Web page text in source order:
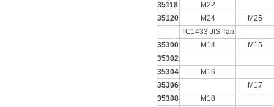
35118
M22
35120
M24
M25
TC1433 JIS Tap
35300
M14
M15
35302
35304
M16
35306
M17
35308
M18